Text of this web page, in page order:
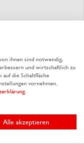
ihnen sind notwendig,
und wirtschaftlich zu
die Schaltfläche
vornehmen.
.
Alle akzeptieren